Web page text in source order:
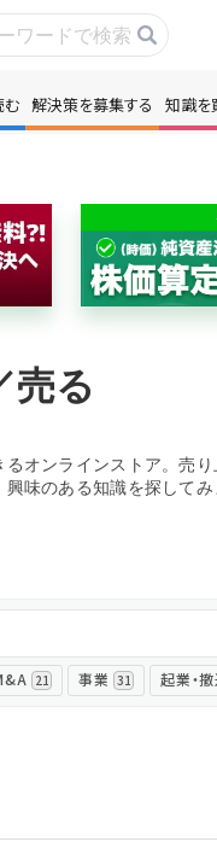
知識を買う／売る
専門家に電話する
資本政策を無料で
む 解決策を募集する 知識を
売る
オンラインストア。売
味のある知識を探してみ
21 事業 31 起業・